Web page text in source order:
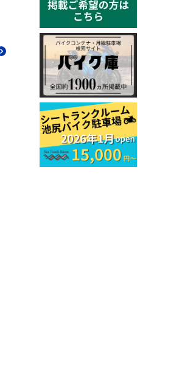
8,360 円 〜
東京都中野区大和町1丁
目4−2 マルエツプチ大和
用賀
9,977 円 〜
東京都世田谷区用賀2丁
目28−22 用賀一丁目交差
点横